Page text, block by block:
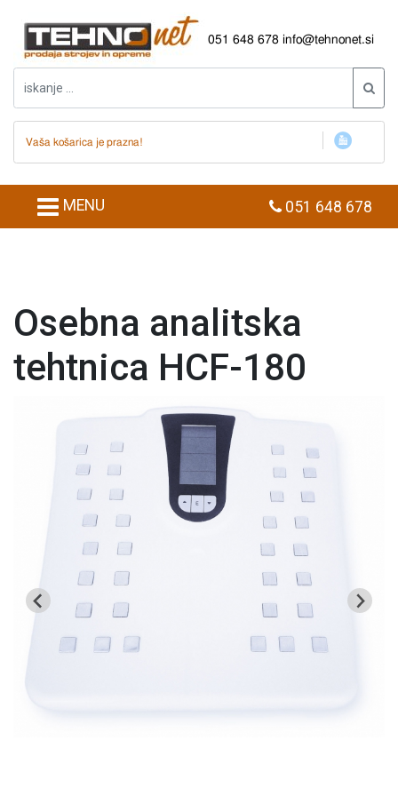
051 648 678 info@tehnonet.si
Vaša košarica je prazna!
MENU 051 648 678
Osebna analitska
tehtnica HCF-180